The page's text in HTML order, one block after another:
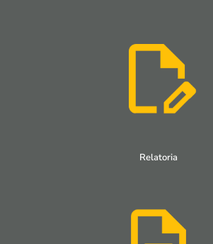
Relatoria